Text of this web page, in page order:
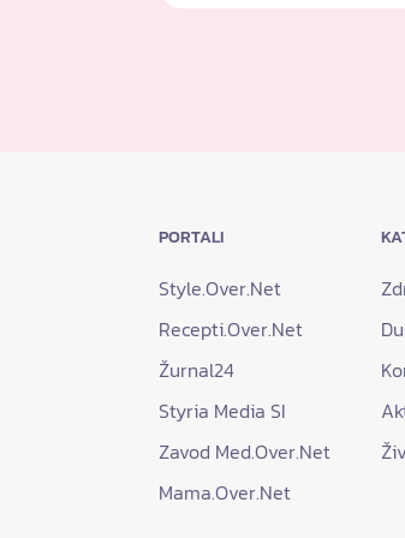
PORTALI
Style.Over.Net
Recepti.Over.Net
Žurnal24
Styria Media SI
Zavod Med.Over.Net
Mama.Over.Net